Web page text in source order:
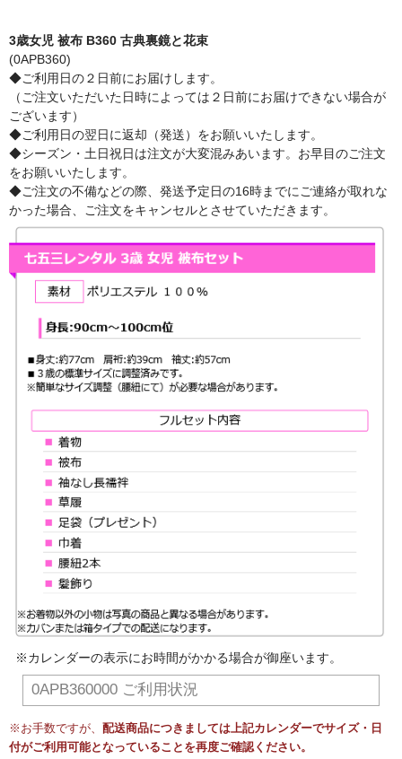
3歳女児 被布 B360 古典裏鏡と花束
(0APB360)
◆ご利用日の２日前にお届けします。
（ご注文いただいた日時によっては２日前にお届けできない場合が
ございます）
◆ご利用日の翌日に返却（発送）をお願いいたします。
◆シーズン・土日祝日は注文が大変混みあいます。お早目のご注文
をお願いいたします。
◆ご注文の不備などの際、発送予定日の16時までにご連絡が取れな
かった場合、ご注文をキャンセルとさせていただきます。
※カレンダーの表示にお時間がかかる場合が御座います。
0APB360000 ご利用状況
※お手数ですが、 配送商品につきましては上記カレンダーでサイズ・日
付がご利用可能となっていることを再度ご確認ください。